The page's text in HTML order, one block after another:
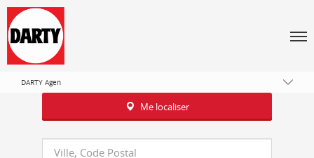
Nouvelle-Aquitaine
Lot-et-Garonne
Agen
DARTY Agen
Me localiser
Requête